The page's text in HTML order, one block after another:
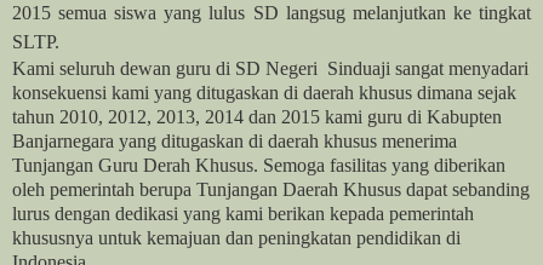
2015 semua siswa yang lulus SD langsug melanjutkan ke tingkat
SLTP.
Kami seluruh dewan guru di SD Negeri Sinduaji sangat menyadari
konsekuensi kami yang ditugaskan di daerah khusus dimana sejak
tahun 2010, 2012, 2013, 2014 dan 2015 kami guru di Kabupten
Banjarnegara yang ditugaskan di daerah khusus menerima
Tunjangan Guru Derah Khusus. Semoga fasilitas yang diberikan
oleh pemerintah berupa Tunjangan Daerah Khusus dapat sebanding
lurus dengan dedikasi yang kami berikan kepada pemerintah
khususnya untuk kemajuan dan peningkatan pendidikan di